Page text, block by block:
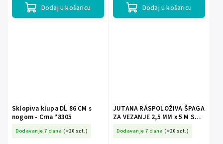
Dodaj u košaricu Dodaj u košaricu
Sklopiva klupa DĹ 86 CM s
nogom - Crna *8305
Dodavanje 7 dana (>20 szt.)
JUTANA RÁSPOLOŽIVA ŠPAGA
ZA VEZANJE 2,5 MM x 5 M S
Dodavanje 7 dana (>20 szt.)